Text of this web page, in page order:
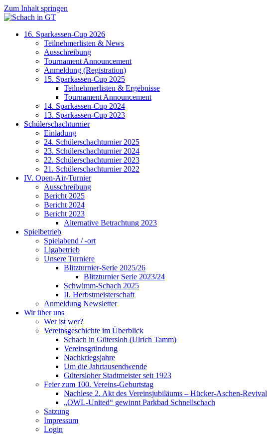
Zum Inhalt springen
16. Sparkassen-Cup 2026
Teilnehmerlisten & News
Ausschreibung
Tournament Announcement
Anmeldung (Registration)
15. Sparkassen-Cup 2025
Teilnehmerlisten & Ergebnisse
Tournament Announcement
14. Sparkassen-Cup 2024
13. Sparkassen-Cup 2023
Schülerschachturnier
Einladung
24. Schülerschachturnier 2025
23. Schülerschachturnier 2024
22. Schülerschachturnier 2023
21. Schülerschachturnier 2022
IV. Open-Air-Turnier
Ausschreibung
Bericht 2025
Bericht 2024
Bericht 2023
Alternative Betrachtung 2023
Spielbetrieb
Spielabend / -ort
Ligabetrieb
Unsere Turniere
Blitzturnier-Serie 2025/26
Blitzturnier Serie 2023/24
Schwimm-Schach 2025
II. Herbstmeisterschaft
Anmeldung Newsletter
Wir über uns
Wer ist wer?
Vereinsgeschichte im Überblick
Schach in Gütersloh (Ulrich Tamm)
Vereinsgründung
Nachkriegsjahre
Um die Jahrtausendwende
Gütersloher Stadtmeister seit 1923
Feier zum 100. Vereins-Geburtstag
Nachlese 2. Akt des Vereinsjubiläums – Hücker-Aschen-Revival
„OWL-United“ gewinnt Parkbad Schnellschach
Satzung
Impressum
Login